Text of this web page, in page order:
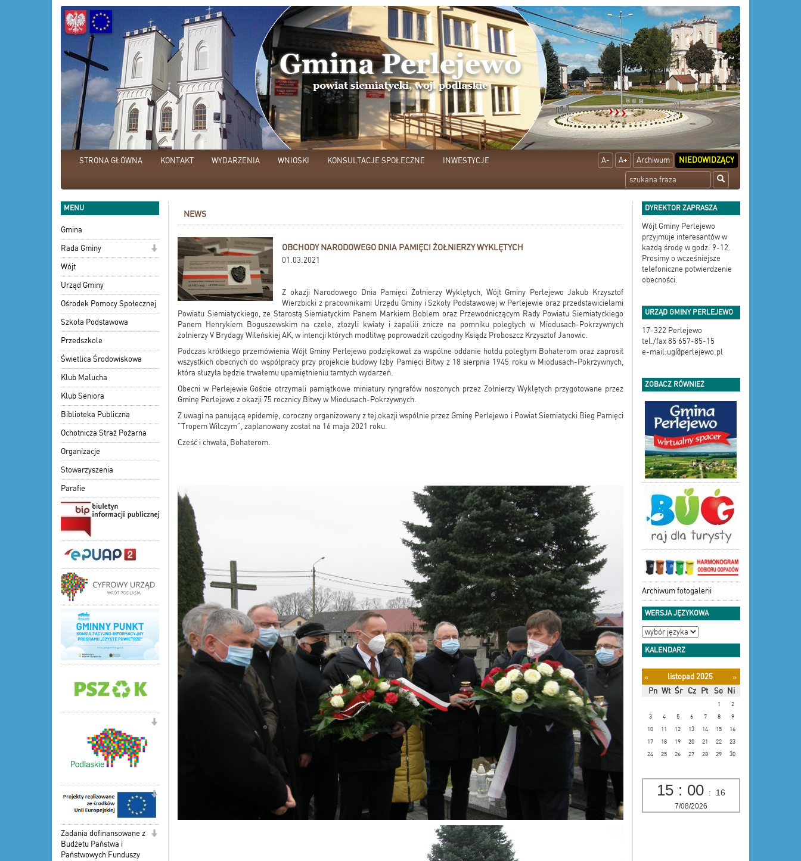
STRONA GŁÓWNA KONTAKT WYDARZENIA WNIOSKI KONSULTACJE SPOŁECZNE INWESTYCJE A- A+ Archiwum NIEDOWIDZĄCY
MENU
Gmina
Rada Gminy
Wójt
Urząd Gminy
Ośrodek Pomocy Społecznej
Szkoła Podstawowa
Przedszkole
Świetlica Środowiskowa
Klub Malucha
Klub Seniora
Biblioteka Publiczna
Ochotnicza Straż Pożarna
Organizacje
Stowarzyszenia
Parafie
Zadania dofinansowane z
Budżetu Państwa i
Państwowych Funduszy
NEWS
OBCHODY NARODOWEGO DNIA PAMIĘCI ŻOŁNIERZY WYKLĘTYCH
01.03.2021
Z okazji Narodowego Dnia Pamięci Żołnierzy Wyklętych, Wójt Gminy Perlejewo Jakub Krzysztof
Wierzbicki z pracownikami Urzędu Gminy i Szkoły Podstawowej w Perlejewie oraz przedstawicielami
Powiatu Siemiatyckiego, ze Starostą Siemiatyckim Panem Markiem Boblem oraz Przewodniczącym Rady Powiatu Siemiatyckiego
Panem Henrykiem Boguszewskim na czele, złożyli kwiaty i zapalili znicze na pomniku poległych w Miodusach-Pokrzywnych
żolnierzy V Brydagy Wileńskiej AK, w intencji których modlitwę poprowadził czcigodny Ksiądz Proboszcz Krzysztof Janowic.
Podczas krótkiego przemówienia Wójt Gminy Perlejewo podziękował za wspólne oddanie hołdu poległym Bohaterom oraz zaprosił
wszystkich obecnych do współpracy przy projekcie budowy Izby Pamięci Bitwy z 18 sierpnia 1945 roku w Miodusach-Pokrzywnych,
która słuzyła będzie trwałemu upamiętnieniu tamtych wydarzeń.
Obecni w Perlejewie Goście otrzymali pamiątkowe miniatury ryngrafów noszonych przez Żołnierzy Wyklętych przygotowane przez
Gminę Perlejewo z okazji 75 rocznicy Bitwy w Miodusach-Pokrzywnych.
Z uwagi na panującą epidemię, coroczny organizowany z tej okazji wspólnie przez Gminę Perlejewo i Powiat Siemiatycki Bieg Pamięci
"Tropem Wilczym", zaplanowany został na 16 maja 2021 roku.
Cześć i chwała, Bohaterom.
DYREKTOR ZAPRASZA
Wójt Gminy Perlejewo
przyjmuje interesantów w
każdą środę w godz. 9-12.
Prosimy o wcześniejsze
telefoniczne potwierdzenie
obecności.
URZĄD GMINY PERLEJEWO
17-322 Perlejewo
tel./fax 85 657-85-15
e-mail:ug@perlejewo.pl
ZOBACZ RÓWNIEŻ
Archiwum fotogalerii
WERSJA JĘZYKOWA
KALENDARZ
« listopad 2025
»
Pn Wt Śr Cz Pt So Ni
1
2
3
4 5 6 7 8
9
10
11 12 13 14 15
16
17
18 19 20 21 22
23
24
25 26 27 28 29 30
15 : 00 : 18
7/08/2026